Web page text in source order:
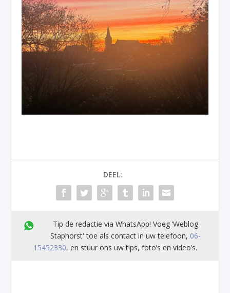
DEEL:
Tip de redactie via WhatsApp! Voeg ’Weblog
Staphorst' toe als contact in uw telefoon, 06-
15452330, en stuur ons uw tips, foto’s en video’s.